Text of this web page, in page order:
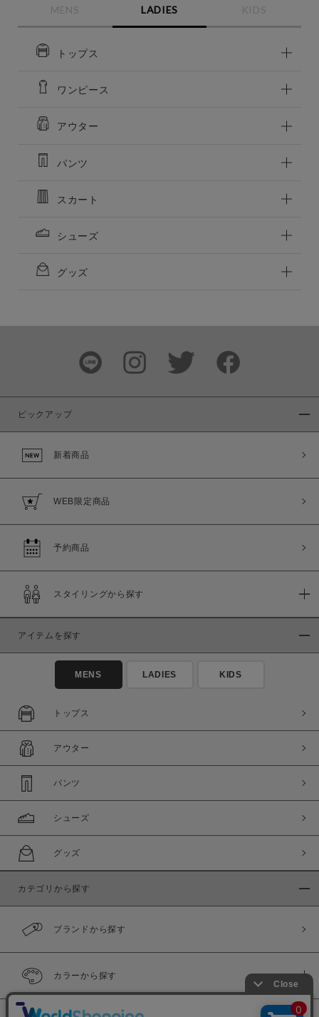
MENS LADIES KIDS
トップス
ワンピース
アウター
パンツ
スカート
シューズ
グッズ
ピックアップ
新着商品
WEB限定商品
予約商品
スタイリングから探す
アイテムを探す
MENS LADIES KIDS
トップス
アウター
パンツ
シューズ
グッズ
カテゴリから探す
ブランドから探す
カラーから探す